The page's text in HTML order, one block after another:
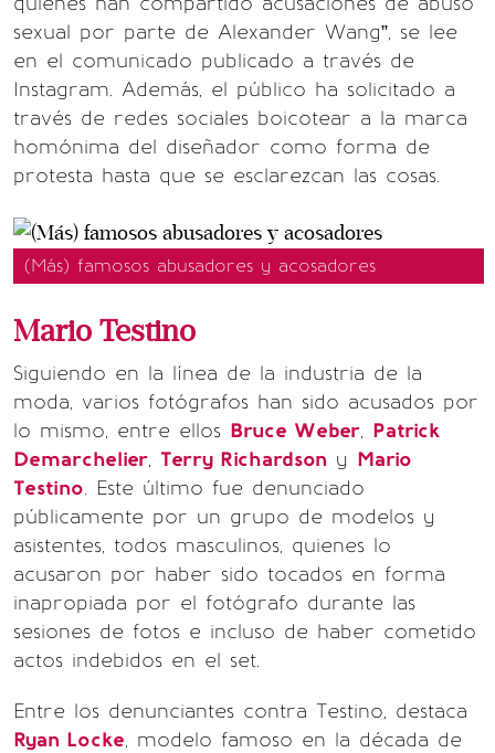
sexual por parte de Alexander Wang”, se lee
en el comunicado publicado a través de
Instagram. Además, el público ha solicitado a
través de redes sociales boicotear a la marca
homónima del diseñador como forma de
protesta hasta que se esclarezcan las cosas.
(Más) famosos abusadores y acosadores
Mario Testino
Siguiendo en la línea de la industria de la
moda, varios fotógrafos han sido acusados por
lo mismo, entre ellos Bruce Weber, Patrick
Demarchelier, Terry Richardson y Mario
Testino. Este último fue denunciado
públicamente por un grupo de modelos y
asistentes, todos masculinos, quienes lo
acusaron por haber sido tocados en forma
inapropiada por el fotógrafo durante las
sesiones de fotos e incluso de haber cometido
actos indebidos en el set.
Entre los denunciantes contra Testino, destaca
Ryan Locke, modelo famoso en la década de